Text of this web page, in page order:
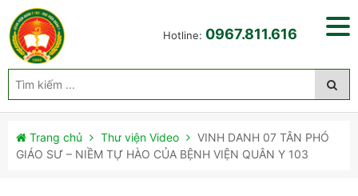
Hotline: 0967.811.616
Trang chủ Thư viện Video
VINH DANH 07 TÂN PHÓ
GIÁO SƯ – NIỀM TỰ HÀO CỦA BỆNH VIỆN QUÂN Y 103